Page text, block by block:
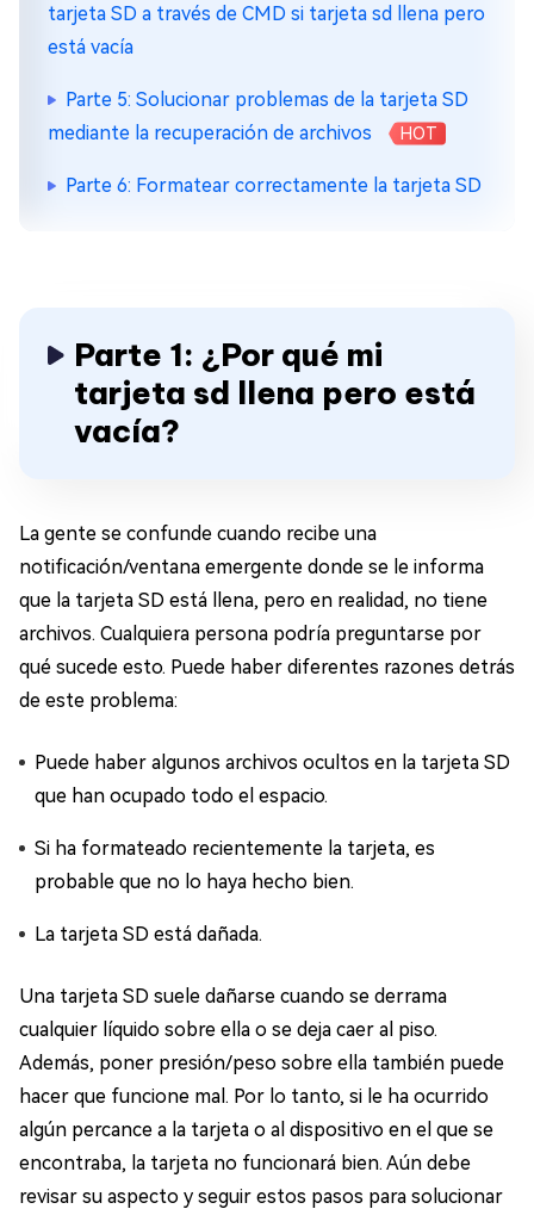
tarjeta SD a través de CMD si tarjeta sd llena pero
está vacía
Parte 5: Solucionar problemas de la tarjeta SD
mediante la recuperación de archivos
HOT
Parte 6: Formatear correctamente la tarjeta SD
Parte 1: ¿Por qué mi
tarjeta sd llena pero está
vacía?
La gente se confunde cuando recibe una
notificación/ventana emergente donde se le informa
que la tarjeta SD está llena, pero en realidad, no tiene
archivos. Cualquiera persona podría preguntarse por
qué sucede esto. Puede haber diferentes razones detrás
de este problema:
Puede haber algunos archivos ocultos en la tarjeta SD
que han ocupado todo el espacio.
Si ha formateado recientemente la tarjeta, es
probable que no lo haya hecho bien.
La tarjeta SD está dañada.
Una tarjeta SD suele dañarse cuando se derrama
cualquier líquido sobre ella o se deja caer al piso.
Además, poner presión/peso sobre ella también puede
hacer que funcione mal. Por lo tanto, si le ha ocurrido
algún percance a la tarjeta o al dispositivo en el que se
encontraba, la tarjeta no funcionará bien. Aún debe
revisar su aspecto y seguir estos pasos para solucionar